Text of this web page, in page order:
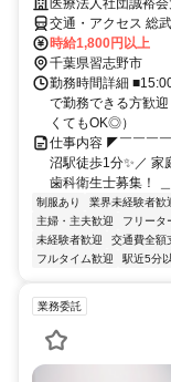
医療法人社団誠裕
交通・アクセス 総
時給1,800円以上
千葉県習志野市
勤務時間詳細
で勤務できる方歓
くてもOK◎）
仕事内容 ◤￣￣￣
沼駅徒歩1分✨／ 家
歯科衛生士募集！
制服あり 業界未経験者歓
主婦・主夫歓迎
フリータ
未経験者歓迎
交通費全額
フルタイム歓迎
駅近5分
業務委託